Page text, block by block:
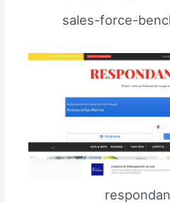
sales-force-